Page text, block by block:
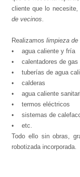
cliente que lo
de vecinos.
Realizamos limpieza de
• agua caliente y fría
• calentadores de gas
• tuberías de agua
• calderas
• agua caliente
• termos eléctricos
• sistemas de
• etc.
Todo ello sin obras,
robotizada incorporada.